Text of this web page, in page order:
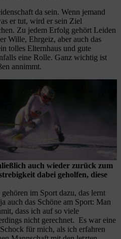
da sein. Wenn jemand
er tut, wird er sein Ziel
Zu jedem Erfolg gehört Leiden
Wille, Ehrgeiz, aber auch das
tolles Elternhaus und gute
eine Rolle. Ganz wichtig ist
annimmt.
auch wieder zurück zum
dabei geholfen, diese
im Sport dazu, das lernt
auch das Schöne am Sport: Man
dass ich auf so viele
nicht gerechnet. Es war eine
für mich, als ich erfahren